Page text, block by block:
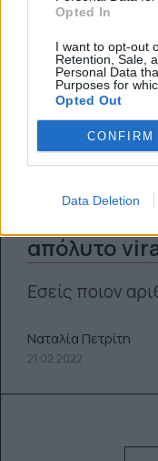
Opted In
I want to opt-out
Retention, Sale,
Personal Data
Purposes for
Opted Out
CONFIRM
Data Deletion
απόλυτο
Εσείς ποιον
Ναταλία Πετρίτη
21.02.2022